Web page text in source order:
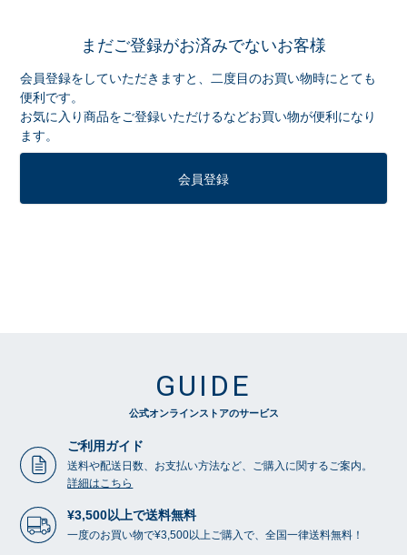
まだご登録がお済みでないお客様
会員登録をしていただきますと、二度目のお買い物時にとても
便利です。
お気に入り商品をご登録いただけるなどお買い物が便利になり
ます。
会員登録
GUIDE
公式オンラインストアのサービス
ご利用ガイド
送料や配送日数、お支払い方法など、ご購入に関するご案内。
詳細はこちら
¥3,500以上で送料無料
一度のお買い物で¥3,500以上ご購入で、全国一律送料無料！